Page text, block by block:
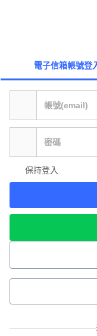
電子信箱帳號登
保持登入